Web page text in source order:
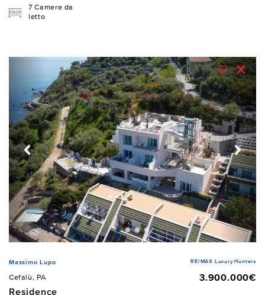
7 Camere da
letto
Massimo Lupo RE/MAX Luxury Hunters
Cefalù, PA
3.900.000€
Residence